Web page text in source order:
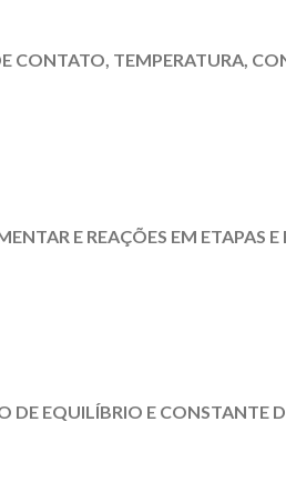
CONTATO, TEMPERATURA,
E REAÇÕES EM ETAPAS E
DE EQUILÍBRIO E CONSTANTE